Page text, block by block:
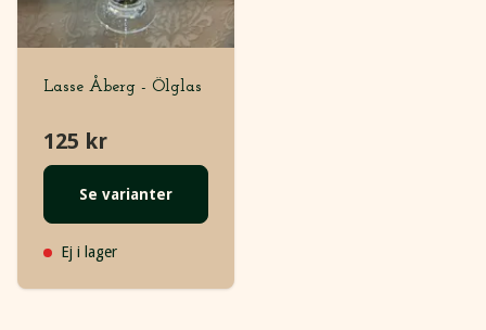
Lasse Åberg - Ölglas
125 kr
Se varianter
Ej i lager